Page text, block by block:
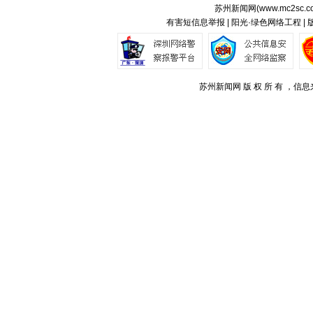
苏州新闻网(
有害短信息举报 | 阳光·绿色网络工程 |
苏州新闻网 版 权 所 有 ，信